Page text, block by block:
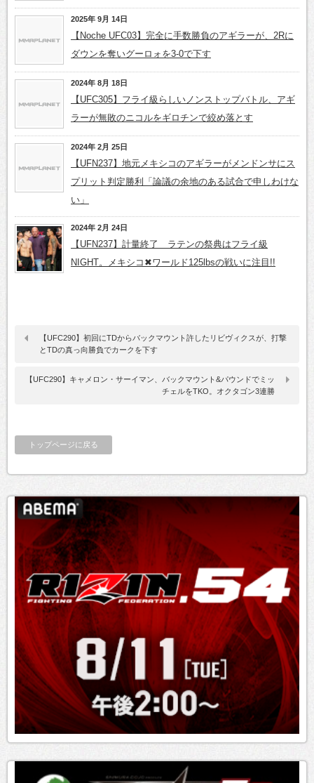
2025年 9月 14日
【Noche UFC03】完全に手数勝負のアギラーが、2Rに
ダウンを奪いグーロォを3-0で下す
2024年 8月 18日
【UFC305】フライ級らしいノンストップバトル、アギ
ラーが無敗のニコルをギロチンで絞め落とす
2024年 2月 25日
【UFN237】地元メキシコのアギラーがメンドンサにス
プリット判定勝利「論議の余地のある試合で申しわけな
い」
2024年 2月 24日
【UFN237】計量終了 ラテンの祭典はフライ級
NIGHT。メキシコ✖ワールド125lbsの戦いに注目!!
【UFC290】初回にTDからバックマウント許したリビヴィクスが、打撃
とTDの真っ向勝負でカークを下す
【UFC290】キャメロン・サーイマン、バックマウント&パウンドでミッ
チェルをTKO。オクタゴン3連勝
トップページに戻る